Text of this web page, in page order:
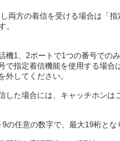
両方の着信を受ける場合は「指
。
機1、2ポートで1つの番号での
で指定着信機能を使用する場合
外してください。
した場合には、キャッチホンは
の任意の数字で、最大19桁とな